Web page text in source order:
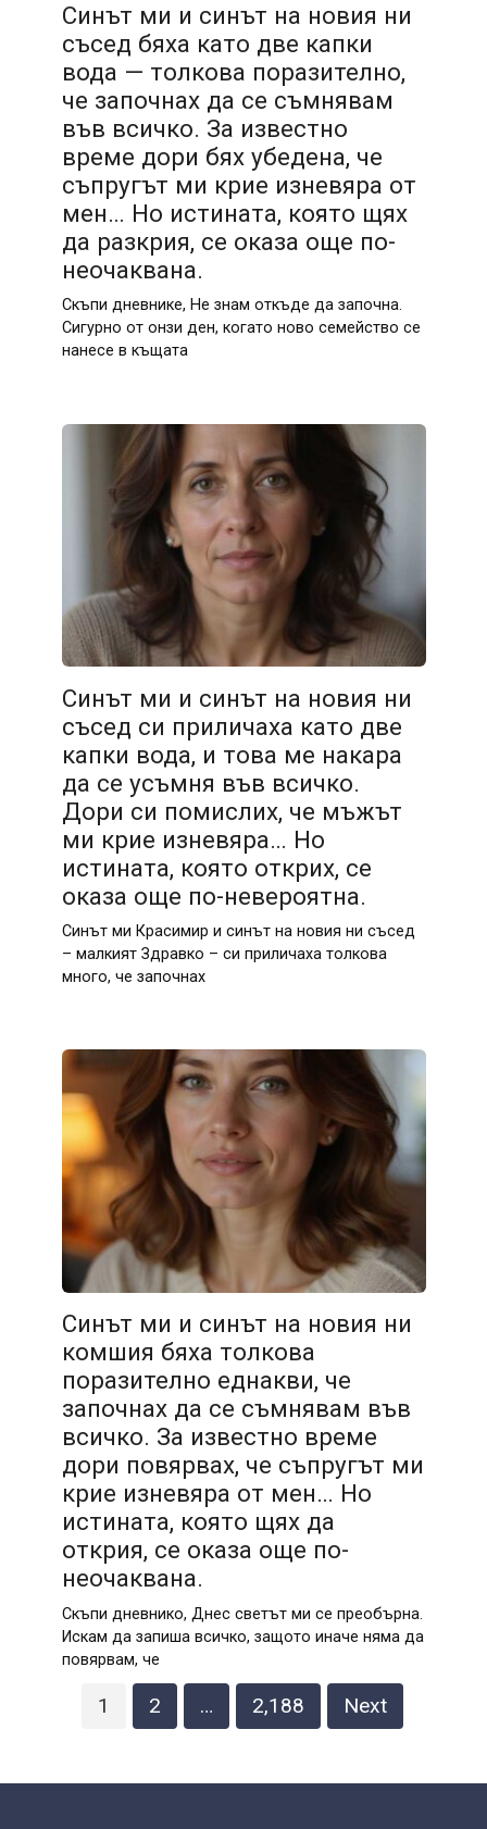
Синът ми и синът на новия ни
съсед бяха като две капки
вода — толкова поразително,
че започнах да се съмнявам
във всичко. За известно
време дори бях убедена, че
съпругът ми крие изневяра от
мен… Но истината, която щях
да разкрия, се оказа още по-
неочаквана.
Скъпи дневнике, Не знам откъде да започна.
Сигурно от онзи ден, когато ново семейство се
нанесе в къщата
Синът ми и синът на новия ни
съсед си приличаха като две
капки вода, и това ме накара
да се усъмня във всичко.
Дори си помислих, че мъжът
ми крие изневяра… Но
истината, която открих, се
оказа още по-невероятна.
Синът ми Красимир и синът на новия ни съсед
– малкият Здравко – си приличаха толкова
много, че започнах
Синът ми и синът на новия ни
комшия бяха толкова
поразително еднакви, че
започнах да се съмнявам във
всичко. За известно време
дори повярвах, че съпругът ми
крие изневяра от мен… Но
истината, която щях да
открия, се оказа още по-
неочаквана.
Скъпи дневнико, Днес светът ми се преобърна.
Искам да запиша всичко, защото иначе няма да
повярвам, че
1 2 … 2,188 Next